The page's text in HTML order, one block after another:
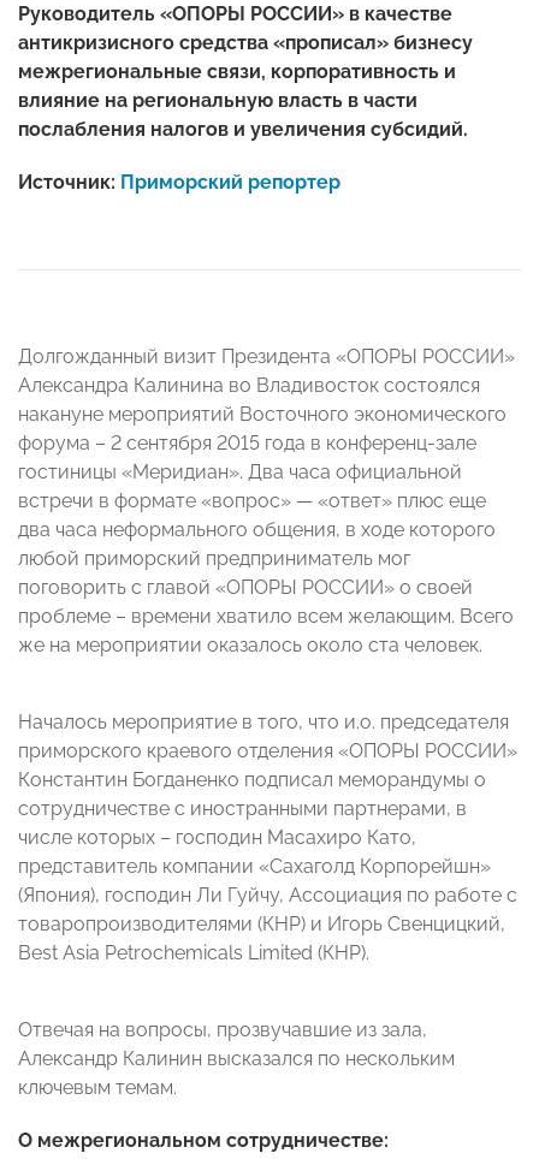
Руководитель «ОПОРЫ РОССИИ» в качестве
антикризисного средства «прописал» бизнесу
межрегиональные связи, корпоративность и
влияние на региональную власть в части
послабления налогов и увеличения субсидий.
Источник: Приморский репортер
Долгожданный визит Президента «ОПОРЫ РОССИИ»
Александра Калинина во Владивосток состоялся
накануне мероприятий Восточного экономического
форума – 2 сентября 2015 года в конференц-зале
гостиницы «Меридиан». Два часа официальной
встречи в формате «вопрос» — «ответ» плюс еще
два часа неформального общения, в ходе которого
любой приморский предприниматель мог
поговорить с главой «ОПОРЫ РОССИИ» о своей
проблеме – времени хватило всем желающим. Всего
же на мероприятии оказалось около ста человек.
Началось мероприятие в того, что и.о. председателя
приморского краевого отделения «ОПОРЫ РОССИИ»
Константин Богданенко подписал меморандумы о
сотрудничестве с иностранными партнерами, в
числе которых – господин Масахиро Като,
представитель компании «Сахаголд Корпорейшн»
(Япония), господин Ли Гуйчу, Ассоциация по работе с
товаропроизводителями (КНР) и Игорь Свенцицкий,
Best Asia Petrochemicals Limited (КНР).
Отвечая на вопросы, прозвучавшие из зала,
Александр Калинин высказался по нескольким
ключевым темам.
О межрегиональном сотрудничестве: